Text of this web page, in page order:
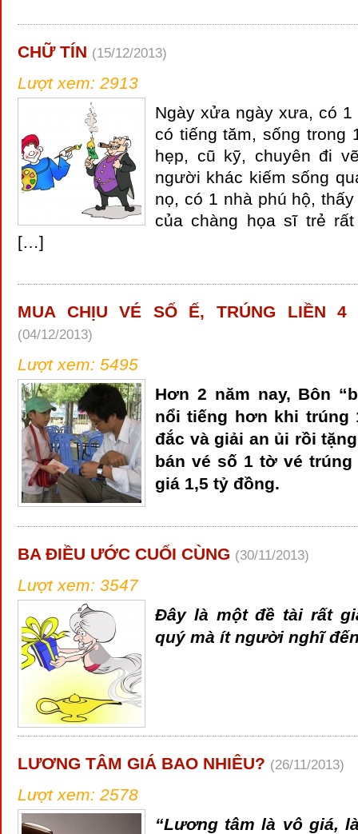
CHỮ TÍN (15/12/2013)
Lượt xem: 2913
Ngày xửa ngày xưa, có
có tiếng tăm, sống trong
hẹp, cũ kỹ, chuyên đi
người khác kiếm sống
nọ, có 1 nhà phú hộ,
của chàng họa sĩ trẻ
[…]
MUA CHỊU VÉ SỐ Ế, TRÚNG LIỀN
(04/12/2013)
Lượt xem: 5495
Hơn 2 năm nay, Bôn
nổi tiếng hơn khi trúng
đắc và giải an ủi rồi
bán vé số 1 tờ vé
giá 1,5 tỷ đồng.
BA ĐIỀU ƯỚC CUỐI CÙNG (30/11/2013)
Lượt xem: 3547
Đây là một đề tài rất
quý mà ít người nghĩ
LƯƠNG TÂM GIÁ BAO NHIÊU? (26/11/2013)
Lượt xem: 2578
“Lương tâm là vô giá,